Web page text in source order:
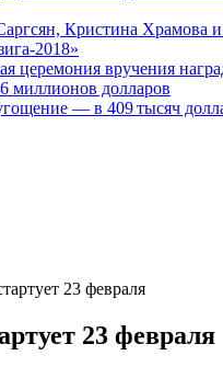
Кристина Храмова
2018»
церемония вручения
миллионов долларов
— в 409 тысяч
23 февраля
23 февраля